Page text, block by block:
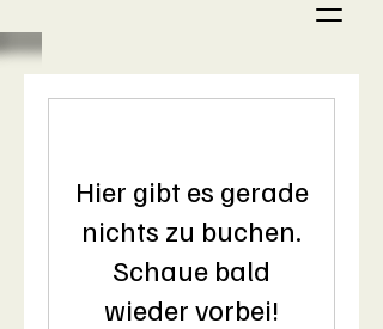
Hier gibt es gerade
nichts zu buchen.
Schaue bald
wieder vorbei!